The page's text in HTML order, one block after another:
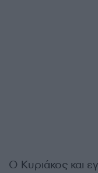
Ο Κυριάκος και